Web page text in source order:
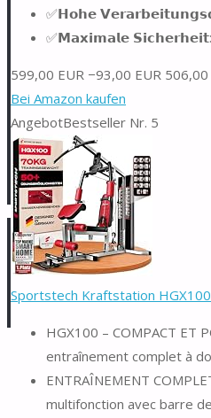
✅𝗛𝗼𝗵𝗲
✅𝗠𝗮𝘅𝗶𝗺𝗮𝗹𝗲
599,00 EUR −93,00 EUR 506,00
Bei Amazon kaufen
AngebotBestseller Nr. 5
Sportstech Kraftstation
HGX100 – COMPACT ET
entraînement complet à
ENTRAÎNEMENT
multifonction avec barre